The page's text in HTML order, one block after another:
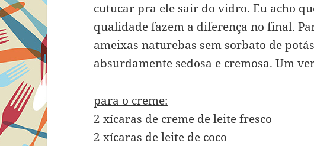
cutucar pra ele sair do vidro. Eu acho
qualidade fazem a diferença no final.
ameixas naturebas sem sorbato de
absurdamente sedosa e cremosa. Um
para o creme:
2 xícaras de creme de leite fresco
2 xícaras de leite de coco